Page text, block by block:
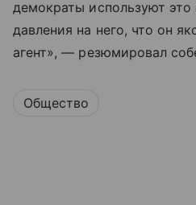
демократы используют это
давления на него, что он
агент», — резюмировал
Общество